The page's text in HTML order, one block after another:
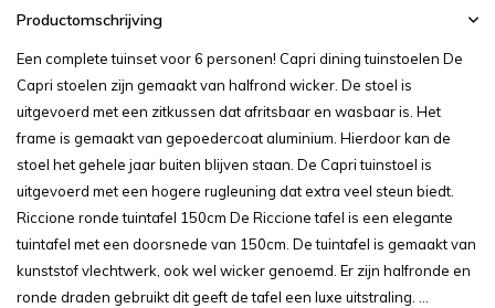
Productomschrijving
Een complete tuinset voor 6 personen! Capri dining tuinstoelen De
Capri stoelen zijn gemaakt van halfrond wicker. De stoel is
uitgevoerd met een zitkussen dat afritsbaar en wasbaar is. Het
frame is gemaakt van gepoedercoat aluminium. Hierdoor kan de
stoel het gehele jaar buiten blijven staan. De Capri tuinstoel is
uitgevoerd met een hogere rugleuning dat extra veel steun biedt.
Riccione ronde tuintafel 150cm De Riccione tafel is een elegante
tuintafel met een doorsnede van 150cm. De tuintafel is gemaakt van
kunststof vlechtwerk, ook wel wicker genoemd. Er zijn halfronde en
ronde draden gebruikt dit geeft de tafel een luxe uitstraling. ...